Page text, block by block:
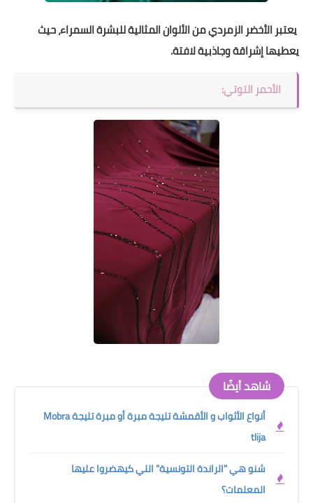
يعتبر الأخضر الزمردي من الألوان المثالية للبشرة السمراء، حيث
يعطيها إشراقة وجاذبية لافتة.
الأحمر التوتي:
شاهد أيضًا
أنواع الأثواب و الأقمشة تليجة مبرة أو مبرة تليجة Mobra
tlija
شنو هي "الراندة التونسية" اللي كيهضروا عليها
المعلمات؟